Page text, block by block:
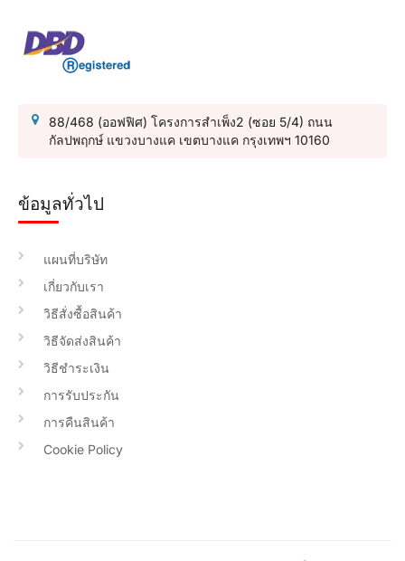
88/468 (ออฟฟิศ) โครงการสำเพ็ง2 (ซอย 5/4) ถนน
กัลปพฤกษ์ แขวงบางแค เขตบางแค กรุงเทพฯ 10160
ข้อมูลทั่วไป
แผนที่บริษัท
เกี่ยวกับเรา
วิธีสั่งซื้อสินค้า
วิธีจัดส่งสินค้า
วิธีชำระเงิน
การรับประกัน
การคืนสินค้า
Cookie Policy